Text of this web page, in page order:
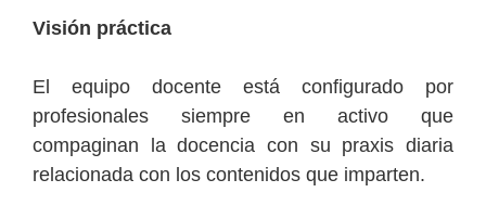
Visión práctica
El equipo docente está configurado por
profesionales siempre en activo que
compaginan la docencia con su praxis diaria
relacionada con los contenidos que imparten.